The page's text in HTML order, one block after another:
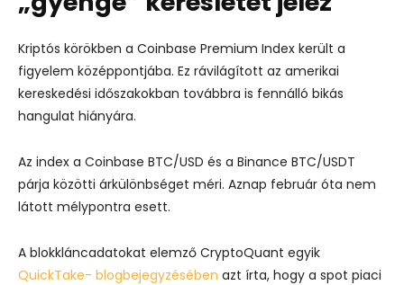
Kriptós körökben a Coinbase Premium Index került a
figyelem középpontjába. Ez rávilágított az amerikai
kereskedési időszakokban továbbra is fennálló bikás
hangulat hiányára.
Az index a Coinbase BTC/USD és a Binance BTC/USDT
párja közötti árkülönbséget méri. Aznap február óta nem
látott mélypontra esett.
A blokkláncadatokat elemző CryptoQuant egyik
QuickTake- blogbejegyzésében azt írta, hogy a spot piaci